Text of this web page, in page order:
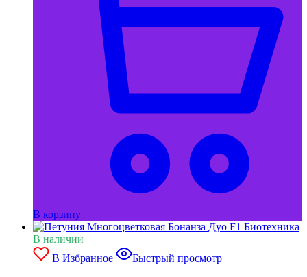
В корзину
В наличии
В Избранное
Быстрый просмотр